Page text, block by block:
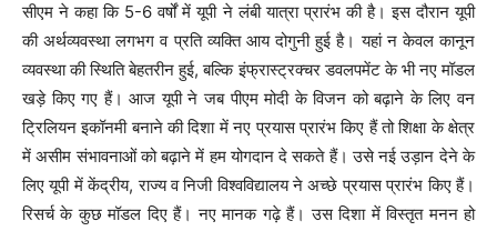
सीएम ने कहा कि 5-6 वर्षों में यूपी ने लंबी यात्रा प्रारंभ की है। इस दौरान यूपी
की अर्थव्यवस्था लगभग व प्रति व्यक्ति आय दोगुनी हुई है। यहां न केवल कानून
व्यवस्था की स्थिति बेहतरीन हुई, बल्कि इंफ्रास्ट्रक्चर डवलपमेंट के भी नए मॉडल
खड़े किए गए हैं। आज यूपी ने जब पीएम मोदी के विजन को बढ़ाने के लिए वन
ट्रिलियन इकॉनमी बनाने की दिशा में नए प्रयास प्रारंभ किए हैं तो शिक्षा के क्षेत्र
में असीम संभावनाओं को बढ़ाने में हम योगदान दे सकते हैं। उसे नई उड़ान देने के
लिए यूपी में केंद्रीय, राज्य व निजी विश्वविद्यालय ने अच्छे प्रयास प्रारंभ किए हैं।
रिसर्च के कुछ मॉडल दिए हैं। नए मानक गढ़े हैं। उस दिशा में विस्तृत मनन हो